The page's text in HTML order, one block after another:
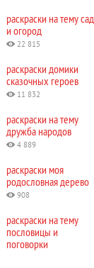
раскраски на тему сад
и огород
22 815
раскраски домики
сказочных героев
11 832
раскраски на тему
дружба народов
4 889
раскраски моя
родословная дерево
908
раскраски на тему
пословицы и
поговорки